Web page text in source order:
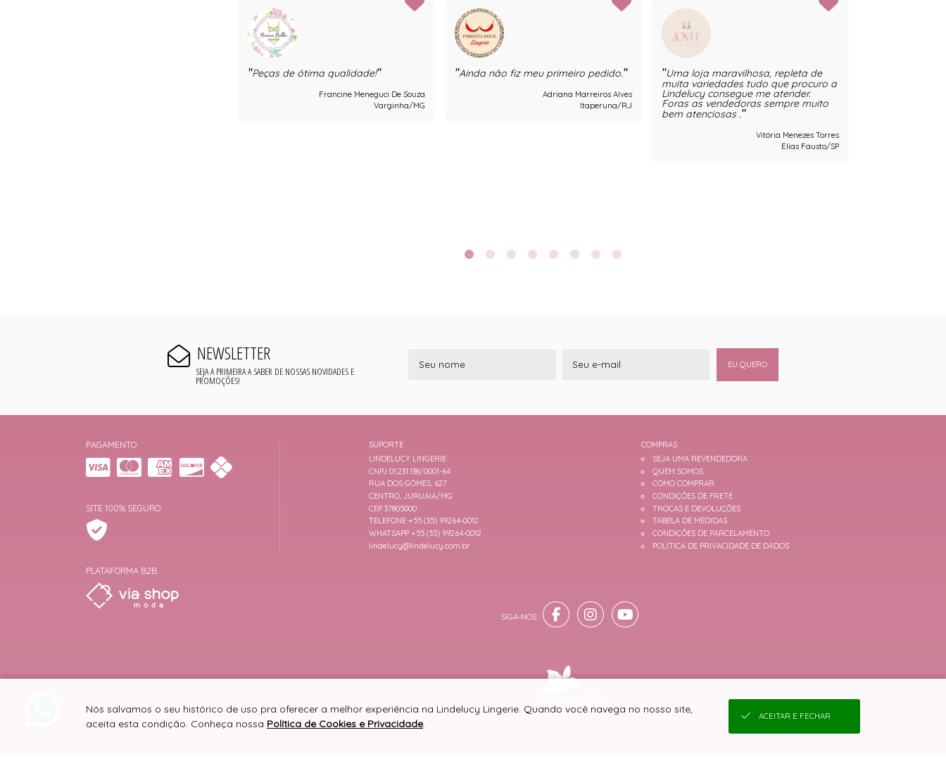
Peças de ótima qualidade!
Francine Meneguci De Souza
Varginha/MG
Ainda nâo fiz meu primeiro pedido.
Adriana Marreiros Alves
Itaperuna/RJ
Uma loja maravilhosa, repleta de
muita variedades tudo que procuro a
Lindelucy consegue me atender.
Foras as vendedoras sempre muito
bem atenciosas .
Vitória Menezes Torres
Elias Fausto/SP
NEWSLETTER
SEJA A PRIMEIRA A SABER DE NOSSAS NOVIDADES E
PROMOÇÕES!
EU QUERO
PAGAMENTO
SITE 100% SEGURO
PLATAFORMA B2B
SUPORTE
LINDELUCY LINGERIE
CNPJ 01.231.138/0001-64
RUA DOS GOMES, 627
CENTRO, JURUAIA/MG
CEP 37805000
TELEFONE +55 (35) 99264-0012
WHATSAPP +55 (35) 99264-0012
lindelucy@lindelucy.com.br
COMPRAS
SEJA UMA REVENDEDORA
QUEM SOMOS
COMO COMPRAR
CONDIÇÕES DE FRETE
TROCAS E DEVOLUÇÕES
TABELA DE MEDIDAS
CONDIÇÕES DE PARCELAMENTO
POLÍTICA DE PRIVACIDADE DE DADOS
Nós salvamos o seu histórico de uso pra oferecer a melhor experiência na Lindelucy Lingerie. Quando você navega no nosso site,
aceita esta condição. Conheça nossa Política de Cookies e Privacidade.
ACEITAR E FECHAR